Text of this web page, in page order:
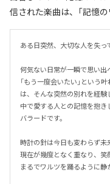
信された楽曲は、「記憶の
ある日突然、大切な人を失っ
何気ない日常が一瞬で思い出
「もう一度会いたい」という
は、そんな突然の別れを経
中で愛する人との記憶を抱
バラードです。
時計の針は今日も変わらず未
現在が幾度となく重なり、笑
まるでワルツを踊るように静